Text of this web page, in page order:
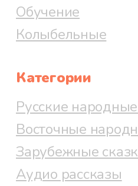
Обучение
Колыбельные
Категории
Русские
Восточные
Зарубежные
Аудио рассказы